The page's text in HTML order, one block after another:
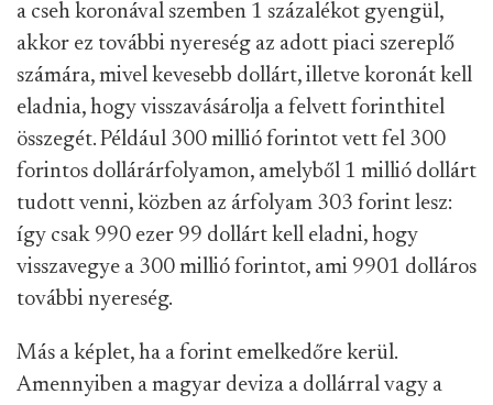
a cseh koronával szemben 1 százalékot gyengül,
akkor ez további nyereség az adott piaci szereplő
számára, mivel kevesebb dollárt, illetve koronát kell
eladnia, hogy visszavásárolja a felvett forinthitel
összegét. Például 300 millió forintot vett fel 300
forintos dollárárfolyamon, amelyből 1 millió dollárt
tudott venni, közben az árfolyam 303 forint lesz:
így csak 990 ezer 99 dollárt kell eladni, hogy
visszavegye a 300 millió forintot, ami 9901 dolláros
további nyereség.
Más a képlet, ha a forint emelkedőre kerül.
Amennyiben a magyar deviza a dollárral vagy a